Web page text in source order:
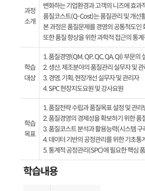
과정
소개
변화하는 기업환경과 고객의 니즈에 효
품질코스트(Q-Cost)는 품질관리 및 개선
본 과정은 품질문제를 경영의 공통척도인
또한 품질 향상을 위한 과학적 접근의 통
학습
대상
1. 품질경영(QM, QP, QC, QA, QI) 부문의
2. 생산, 제조분야의 품질관리 실무자 및
3. 경영, 기획, 현장개선 실무자 및 관리자
4. SPC 현장지도요원 및 강사요원
학습
목표
1. 품질전략 수립과 품질목표 설정 및 관리
2. 품질경영의 경제성을 확보하기 위한
3. 품질코스트 분석과 활용능력(시스템 구
4. 데이터 기반의 공정관리를 위한 기초통
5. 통계적 공정관리(SPC)에 필요한 핵심
학습내용